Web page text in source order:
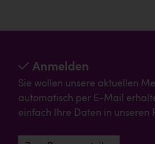
Anmelden
Sie wollen unsere aktuellen
automatisch per E-Mail
einfach Ihre Daten in unseren